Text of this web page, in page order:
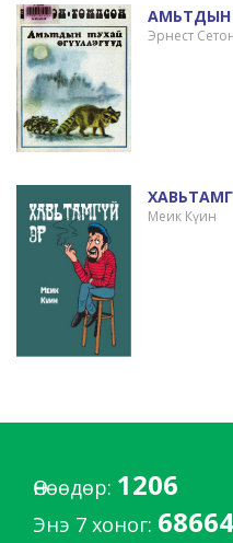
АМЬТДЫН
Эрнест
Меик Күин
Өнөөдөр: 1206
Энэ 7 хоног: 68664